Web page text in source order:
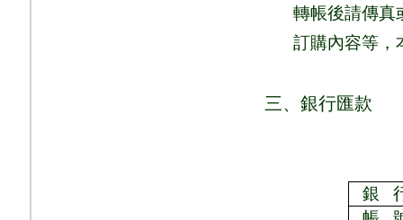
轉帳後請傳真
訂購內容等，
三、銀行匯款
銀